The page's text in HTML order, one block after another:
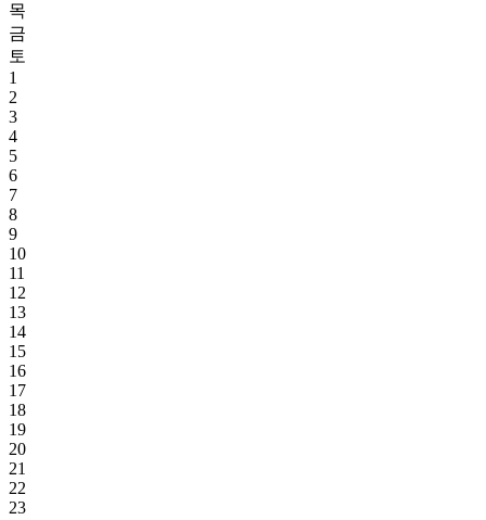
목
금
토
1
2
3
4
5
6
7
8
9
10
11
12
13
14
15
16
17
18
19
20
21
22
23